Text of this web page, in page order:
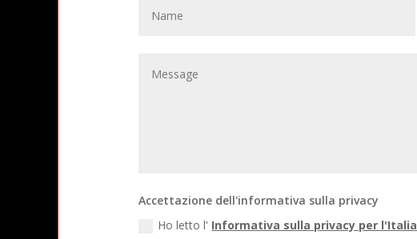
Accettazione dell'informativa sulla privacy
Ho letto l' Informativa sulla privacy per l'Italia